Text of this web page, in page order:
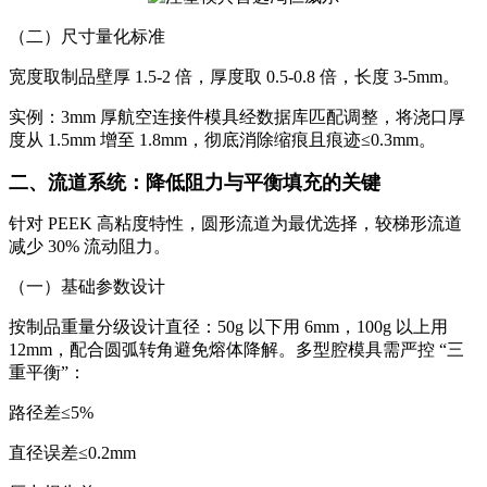
（二）尺寸量化标准
宽度取制品壁厚 1.5-2 倍，厚度取 0.5-0.8 倍，长度 3-5mm。
实例：3mm 厚航空连接件模具经数据库匹配调整，将浇口厚
度从 1.5mm 增至 1.8mm，彻底消除缩痕且痕迹≤0.3mm。
二、流道系统：降低阻力与平衡填充的关键
针对 PEEK 高粘度特性，圆形流道为最优选择，较梯形流道
减少 30% 流动阻力。
（一）基础参数设计
按制品重量分级设计直径：50g 以下用 6mm，100g 以上用
12mm，配合圆弧转角避免熔体降解。多型腔模具需严控 “三
重平衡”：
路径差≤5%
直径误差≤0.2mm